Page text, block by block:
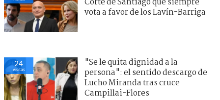
vota a favor de los Lavín-Barriga
24
visitas
"Se le quita dignidad a la
persona": el sentido descargo de
Lucho Miranda tras cruce
Campillai-Flores